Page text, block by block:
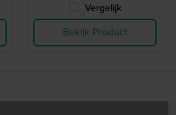
Vergelijk
Bekijk Product